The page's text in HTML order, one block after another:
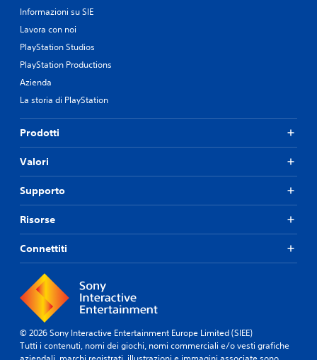
Informazioni su SIE
Lavora con noi
PlayStation Studios
PlayStation Productions
Azienda
La storia di PlayStation
Prodotti
Valori
Supporto
Risorse
Connettiti
© 2026 Sony Interactive Entertainment Europe Limited (SIEE)
Tutti i contenuti, nomi dei giochi, nomi commerciali e/o vesti grafiche